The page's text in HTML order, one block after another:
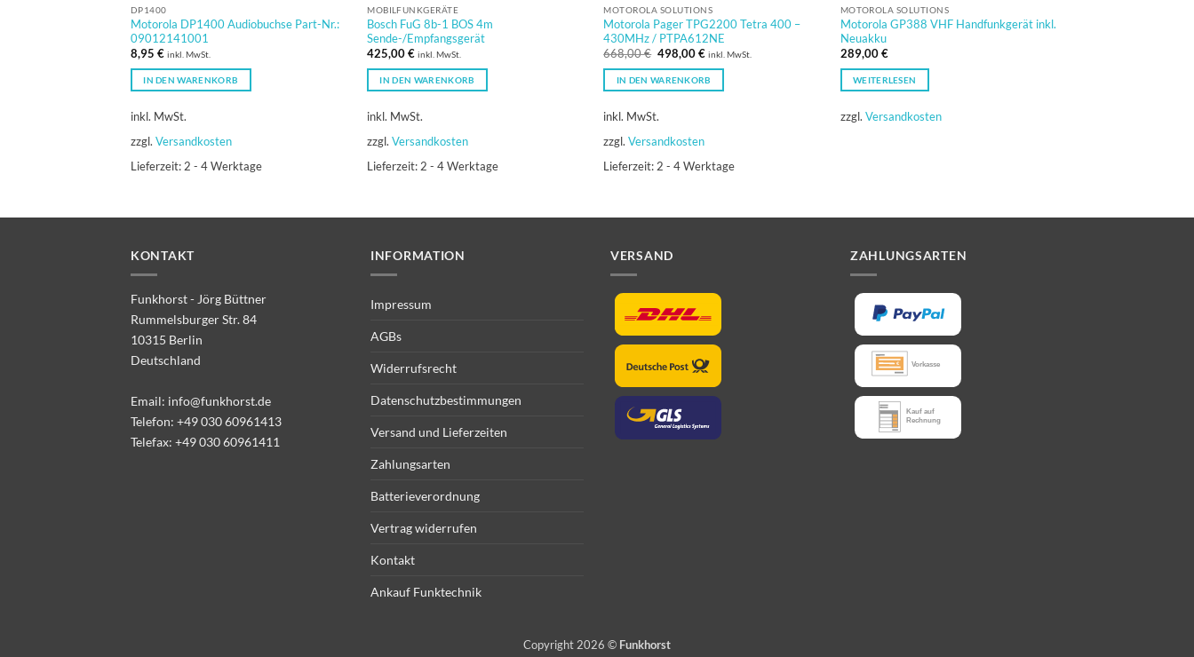
DP1400
Motorola DP1400 Audiobuchse Part-Nr.:
09012141001
8,95 € inkl. MwSt.
IN DEN WARENKORB
inkl. MwSt.
zzgl. Versandkosten
Lieferzeit: 2 - 4 Werktage
MOBILFUNKGERÄTE
Bosch FuG 8b-1 BOS 4m
Sende-/Empfangsgerät
425,00€ inkl. MwSt.
IN DEN WARENKORB
inkl. MwSt.
zzgl.Versandkosten
Lieferzeit: 2 - 4 Werktage
MOTOROLA SOLUTIONS
Motorola Pager TPG2200 Tetra 400 –
430MHz / PTPA612NE
668,00€ Ursprünglicher
Preis
war:
668,00 €
498,00€Aktueller
ist:
498,00 €.
inkl. MwSt.
IN DEN WARENKORB
inkl. MwSt.
zzgl.Versandkosten
Lieferzeit: 2 - 4 Werktage
MOTOROLA SOLUTIONS
Motorola GP388 VHF Handfunkgerät inkl.
Neuakku
289,00€
WEITERLESEN
zzgl. Versandkosten
KONTAKT
Funkhorst - Jörg Büttner
Rummelsburger Str. 84
10315 Berlin
Deutschland
Email: info@funkhorst.de
Telefon: +49 030 60961413
Telefax: +49 030 60961411
INFORMATION
Impressum
AGBs
Widerrufsrecht
Datenschutzbestimmungen
Versand und Lieferzeiten
Zahlungsarten
Batterieverordnung
Vertrag widerrufen
Kontakt
Ankauf Funktechnik
VERSAND ZAHLUNGSARTEN
Copyright 2026 © Funkhorst